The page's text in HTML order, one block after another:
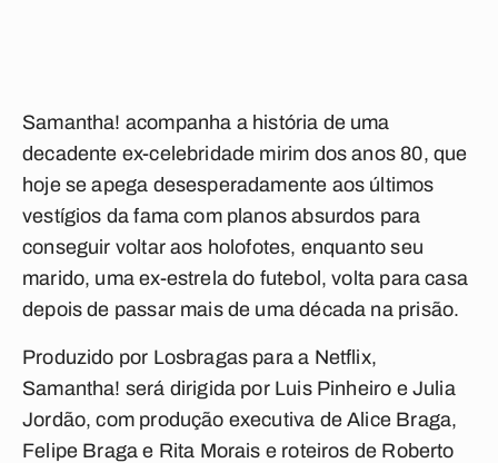
Samantha! acompanha a história de uma
decadente ex-celebridade mirim dos anos 80, que
hoje se apega desesperadamente aos últimos
vestígios da fama com planos absurdos para
conseguir voltar aos holofotes, enquanto seu
marido, uma ex-estrela do futebol, volta para casa
depois de passar mais de uma década na prisão.
Produzido por Losbragas para a Netflix,
Samantha! será dirigida por Luis Pinheiro e Julia
Jordão, com produção executiva de Alice Braga,
Felipe Braga e Rita Morais e roteiros de Roberto